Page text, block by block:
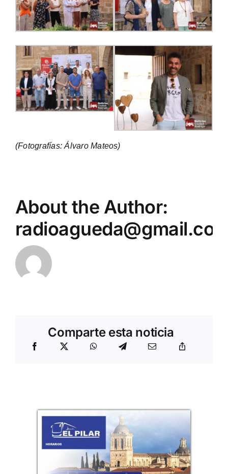
(Fotografías: Álvaro Mateos)
About the Author:
Comparte esta noticia